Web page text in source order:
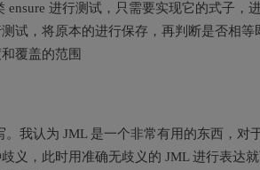
ensure 进行测试，只需要实现它的式子，
试，将原本的进行保存，再判断是否相等
覆盖的范围
。我认为 JML 是一个非常有用的东西，
义，此时用准确无歧义的 JML 进行表达